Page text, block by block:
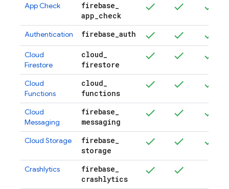
App Check firebase_
app_check
Authentication firebase_auth
Cloud
Firestore
cloud_
firestore
Cloud
Functions
cloud_
functions
Cloud
Messaging
firebase_
messaging
Cloud Storage firebase_
storage
Crashlytics firebase_
crashlytics